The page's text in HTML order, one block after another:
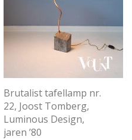
Brutalist tafellamp nr.
22, Joost Tomberg,
Luminous Design,
jaren ’80